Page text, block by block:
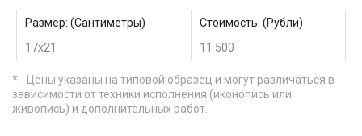
Размер: (Сантиметры)
Стоимость: (Рубли)
17х21
11 500
* - Цены указаны на типовой образец и могут различаться в
зависимости от техники исполнения (иконопись или
живопись) и дополнительных работ.